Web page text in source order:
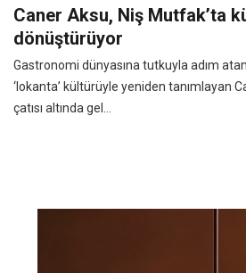
Caner Aksu, Niş Mutfak’ta
dönüştürüyor
Gastronomi dünyasına tutkuyla adım
‘lokanta’ kültürüyle yeniden tanımlayan
çatısı altında gel...